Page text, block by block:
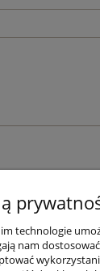
POMOC
technologie
nam